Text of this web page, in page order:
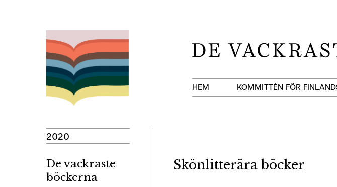
till
innehåll
HEM KOMMITTÉN FÖR
2020
De vackraste
böckerna
Skönlitterära böcker